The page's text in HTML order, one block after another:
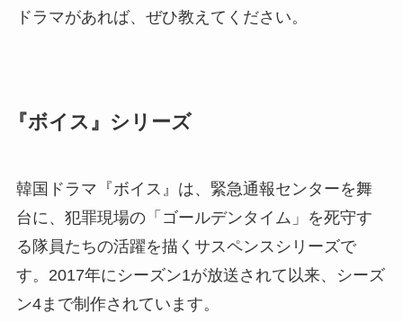
ドラマがあれば、ぜひ教えてください。
『ボイス』シリーズ
韓国ドラマ『ボイス』は、緊急通報センターを舞
台に、犯罪現場の「ゴールデンタイム」を死守す
る隊員たちの活躍を描くサスペンスシリーズで
す。2017年にシーズン1が放送されて以来、シーズ
ン4まで制作されています。